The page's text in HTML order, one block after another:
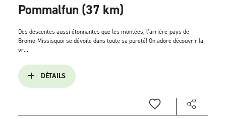
Pommalfun (37 km)
Des descentes aussi étonnantes que les montées, l’arrière-pays de
Brome-Missisquoi se dévoile dans toute sa pureté! On adore découvrir la
vr...
DÉTAILS